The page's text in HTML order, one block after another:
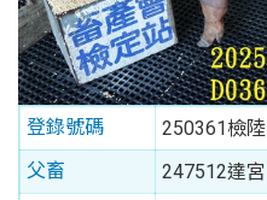
登錄號碼
250361檢陸
父畜
247512達宮